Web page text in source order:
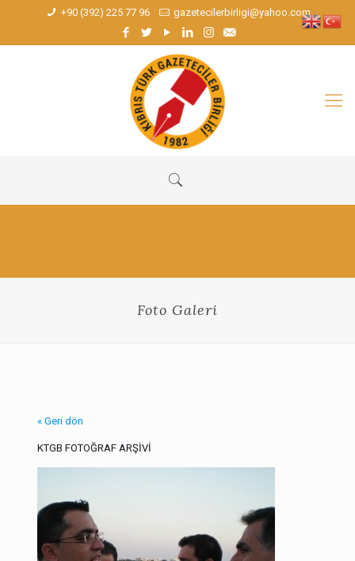
+90 (392) 225 77 96 gazetecilerbirligi@yahoo.com
Foto Galeri
« Geri dön
KTGB FOTOĞRAF ARŞİVİ